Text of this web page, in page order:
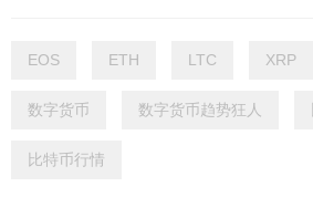
EOS ETH LTC XRP
数字货币 数字货币趋势狂人
比特币行情